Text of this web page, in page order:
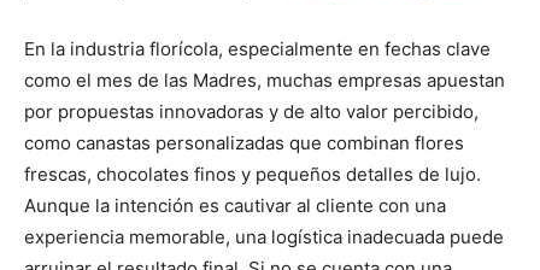
En la industria florícola, especialmente en fechas clave
como el mes de las Madres, muchas empresas apuestan
por propuestas innovadoras y de alto valor percibido,
como canastas personalizadas que combinan flores
frescas, chocolates finos y pequeños detalles de lujo.
Aunque la intención es cautivar al cliente con una
experiencia memorable, una logística inadecuada puede